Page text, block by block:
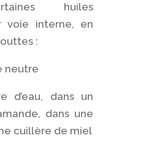
huiles
voie interne, en
:
neutre
d’eau, dans un
dans une
cuillère de miel